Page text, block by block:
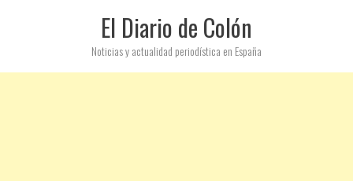
El Diario de Colón
Noticias y actualidad periodística en España